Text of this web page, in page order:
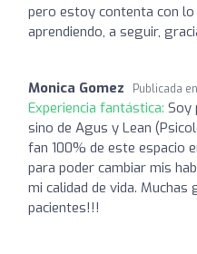
pero estoy contenta con
aprendiendo, a seguir,
Monica Gomez Publicada en
Experiencia fantástica: Soy
sino de Agus y Lean
fan 100% de este espacio
para poder cambiar mis
mi calidad de vida.
pacientes!!!